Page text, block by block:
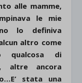
alle mamme,
le mie
lo definiva
altro come
qualcosa di
altre ancora
stata una